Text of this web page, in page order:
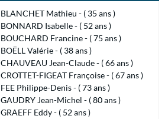
BLANCHET Mathieu - ( 35 ans )
BONNARD Isabelle - ( 52 ans )
BOUCHARD Francine - ( 75 ans )
BOËLL Valérie - ( 38 ans )
CHAUVEAU Jean-Claude - ( 66 ans )
CROTTET-FIGEAT Françoise - ( 67 ans )
FEE Philippe-Denis - ( 73 ans )
GAUDRY Jean-Michel - ( 80 ans )
GRAEFF Eddy - ( 52 ans )